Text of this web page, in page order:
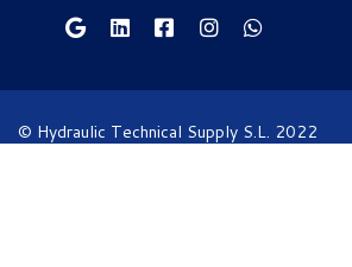
© Hydraulic Technical Supply S.L. 2022